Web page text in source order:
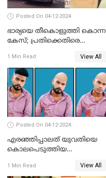
Posted On 04-12-2024
ഭാര്യയെ തീകൊളുത്തി കൊന്ന
കേസ്; പ്രതിക്കെതിരെ
വധശ്രമ കുറ്റവും ചുമത്തി
1 Min Read View All
Posted On 04-12-2024
എരഞ്ഞിപ്പാലത് യുവതിയെ
കൊലപെടുത്തിയ
കസ്റ്റഡി അപേക്ഷ ഇന്ന്
1 Min Read View All